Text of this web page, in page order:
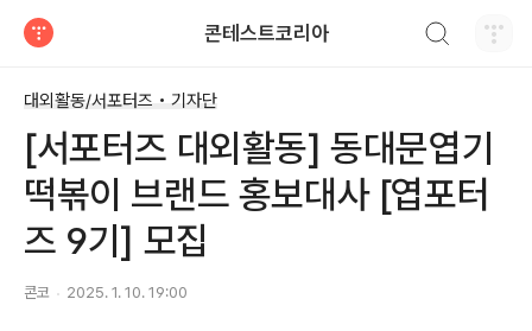
콘테스트코리아
대외활동/서포터즈 • 기자단
[서포터즈 대외활동] 동대문엽기
떡볶이 브랜드 홍보대사 [엽포터
즈 9기] 모집
콘코 2025. 1. 10. 19:00